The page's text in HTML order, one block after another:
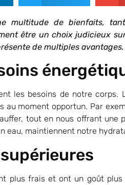
multitude de bienfaits,
être un choix judicieux
de multiples avantages.
les besoins de notre
moment opportun. Par
tout en nous offrant une
eau, maintiennent notre
plus frais et ont un goût